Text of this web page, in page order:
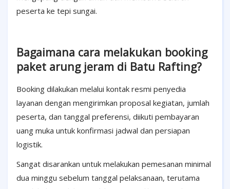
peserta ke tepi sungai.
Bagaimana cara melakukan booking
paket arung jeram di Batu Rafting?
Booking dilakukan melalui kontak resmi penyedia
layanan dengan mengirimkan proposal kegiatan, jumlah
peserta, dan tanggal preferensi, diikuti pembayaran
uang muka untuk konfirmasi jadwal dan persiapan
logistik.
Sangat disarankan untuk melakukan pemesanan minimal
dua minggu sebelum tanggal pelaksanaan, terutama